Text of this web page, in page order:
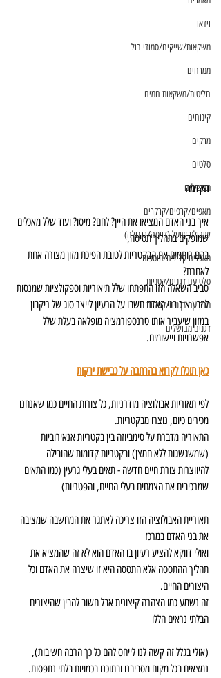
וידאו
משקאות/שייקים/סמודי בול
ממרחים
חליטות/משקאות חמים
קינוחים
מרקים
סלטים
תבשילים
מאפים/קרפים/קרקרים
שיבולת שועל (דייסה/גרנולה)
מאכלים קלילים/תוספות
סלט עם דגנים/קטניות
מרק עם דגנים/קטניות
דגנים מבושלים
הקדמה
איך בני האדם המציאו את היין? לחם? מיסו? ועוד שלל מאכלים
שמופקים בתהליך תסיסה,
בהם רותמים את הבקטריות לטובת הפיכת מזון מצורה אחת
לאחרת?
סביב השאלה הזו התפתחו שלל תיאוריות וספקולציות שמנסות
להבין איך בני האדם חשבו על הרעיון לייצר סוג של ריקבון
במזון שיעביר אותו טרנספורמציה מופלאה בעלת שלל
אפשרויות ויישומים.
כאן תוכלו לקרוא בהרחבה על כבישת ירקות
לפי תאוריות אבולוציה מודרניות, כל צורות החיים כמו שאנחנו
מכירים כיום, נוצרו מבקטריות.
התאוריה מדברת על סימביוזה בין בקטריות אנאירוביות
(שמשגשגות ללא חמצן) ובקטריות קדומות שהובילה
להיווצרות צורת חיים חדשה - תאים בעלי גרעין (כמו התאים
שמרכיבים את הצמחים בעלי החיים, והפטריות)
תאוריית האבולוציה הזו צריכה לאתגר את המחשבה שמציבה
את בני האדם במרכז
ואולי דווקא להציע רעיון בו האדם הוא לא זה שהמציא את
תהליך ההתססה אלא התססה היא זו שיצרה את האדם וכל
היצורים החיים.
זה נשמע כמו הצהרה קיצונית אבל חשוב להבין שהיצורים
הבלתי נראים הללו
(אולי בגלל זה קשה לנו לייחס להם כל כך הרבה חשיבות),
נמצאים בכל מקום מסביבנו ובתוכנו בכמויות בלתי נתפסות.